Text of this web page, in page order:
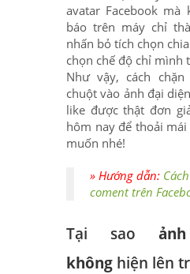
avatar Facebook mà
báo trên máy chỉ
nhấn bỏ tích chọn
chọn chế độ chỉ mình
Như vậy, cách
chuột vào ảnh đại
like được thật đơn
hôm nay để thoải
muốn nhé!
» Hướng dẫn:
coment trên
Tại sao
không hiện lên